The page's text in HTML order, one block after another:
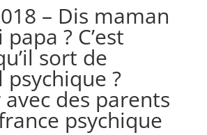
– Dis maman
? C’est
sort de
psychique ?
des parents
psychique